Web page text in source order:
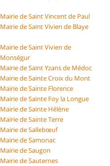
Mairie de Saint Vincent de Paul
Mairie de Saint Vivien de Blaye
Mairie de Saint Vivien de
Monségur
Mairie de Saint Yzans de Médoc
Mairie de Sainte Croix du Mont
Mairie de Sainte Florence
Mairie de Sainte Foy la Longue
Mairie de Sainte Hélène
Mairie de Sainte Terre
Mairie de Sallebœuf
Mairie de Samonac
Mairie de Saugon
Mairie de Sauternes